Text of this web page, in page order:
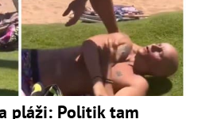
pláži: Politik tam